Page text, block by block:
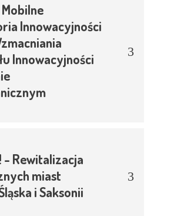
Innowacyjności
Innowacyjności
- Rewitalizacja
miast
i Saksonii